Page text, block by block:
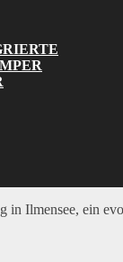
in Ilmensee, ein